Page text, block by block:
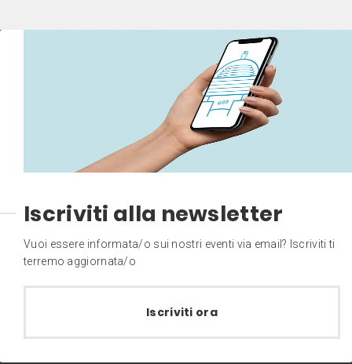
Iscriviti alla newsletter
Vuoi essere informata/o sui nostri eventi via email? Iscriviti ti
terremo aggiornata/o
Iscriviti ora